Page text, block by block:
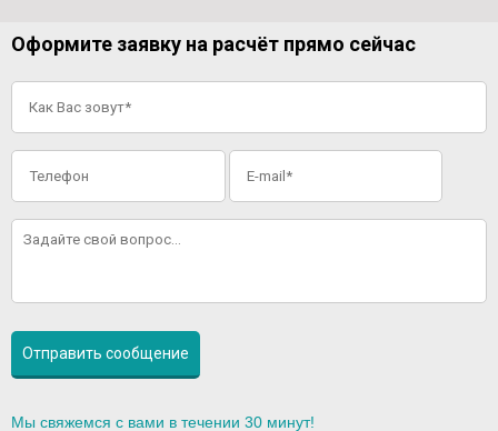
Оформите заявку на расчёт прямо сейчас
Мы свяжемся с вами в течении 30 минут!